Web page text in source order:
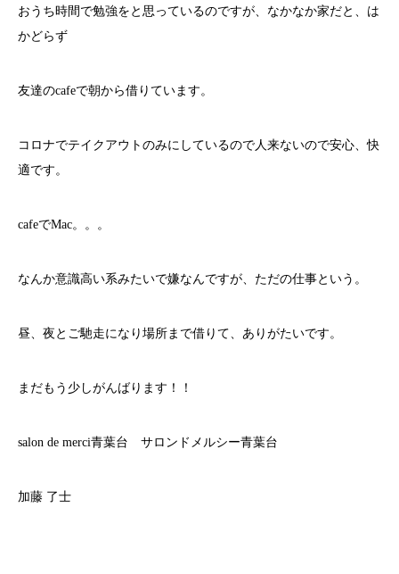
おうち時間で勉強をと思っているのですが、なかなか家だと、は
かどらず
友達のcafeで朝から借りています。
コロナでテイクアウトのみにしているので人来ないので安心、快
適です。
cafeでMac。。。
なんか意識高い系みたいで嫌なんですが、ただの仕事という。
昼、夜とご馳走になり場所まで借りて、ありがたいです。
まだもう少しがんばります！！
salon de merci青葉台 サロンドメルシー青葉台
加藤 了士